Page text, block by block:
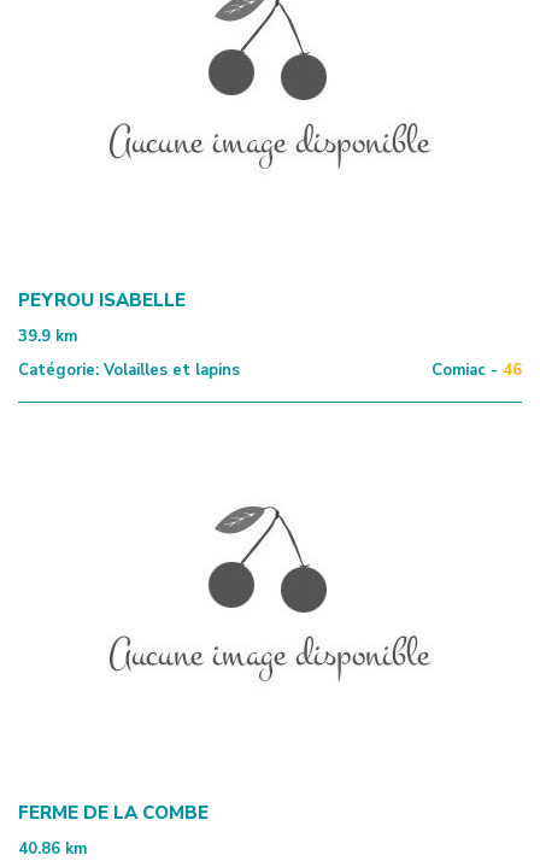
PEYROU ISABELLE
39.9 km
Catégorie: Volailles et lapins Comiac - 46
FERME DE LA COMBE
40.86 km